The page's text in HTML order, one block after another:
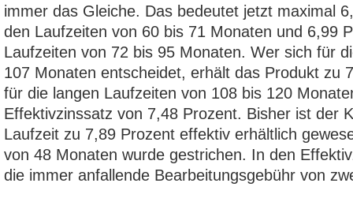
immer das Gleiche. Das bedeutet jetzt maximal
den Laufzeiten von 60 bis 71 Monaten und 6,99
Laufzeiten von 72 bis 95 Monaten. Wer sich für
107 Monaten entscheidet, erhält das Produkt zu
für die langen Laufzeiten von 108 bis 120
Effektivzinssatz von 7,48 Prozent. Bisher ist der
Laufzeit zu 7,89 Prozent effektiv erhältlich
von 48 Monaten wurde gestrichen. In den
die immer anfallende Bearbeitungsgebühr von